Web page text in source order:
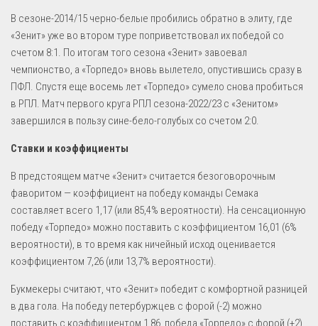
В сезоне-2014/15 черно-белые пробились обратно в элиту, где
«Зенит» уже во втором туре поприветствовал их победой со
счетом 8:1. По итогам того сезона «Зенит» завоевал
чемпионство, а «Торпедо» вновь вылетело, опустившись сразу в
ПФЛ. Спустя еще восемь лет «Торпедо» сумело снова пробиться
в РПЛ. Матч первого круга РПЛ сезона-2022/23 с «Зенитом»
завершился в пользу сине-бело-голубых со счетом 2:0.
Ставки и коэффициенты
В предстоящем матче «Зенит» считается безоговорочным
фаворитом — коэффициент на победу команды Семака
составляет всего 1,17 (или 85,4% вероятности). На сенсационную
победу «Торпедо» можно поставить с коэффициентом 16,01 (6%
вероятности), в то время как ничейный исход оценивается
коэффициентом 7,26 (или 13,7% вероятности).
Букмекеры считают, что «Зенит» победит с комфортной разницей
в два гола. На победу петербуржцев с форой (-2) можно
поставить с коэффициентом 1,86, победа «Торпедо» с форой (+2)